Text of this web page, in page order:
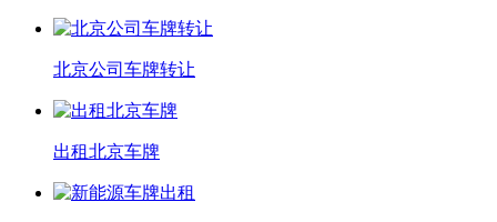
北京公司车牌转让
出租北京车牌